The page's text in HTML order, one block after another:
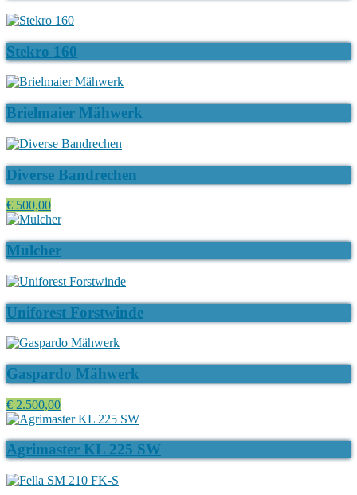
Stekro 160
Brielmaier Mähwerk
Diverse Bandrechen
€ 500,00
Mulcher
Uniforest Forstwinde
Gaspardo Mähwerk
€ 2.500,00
Agrimaster KL 225 SW